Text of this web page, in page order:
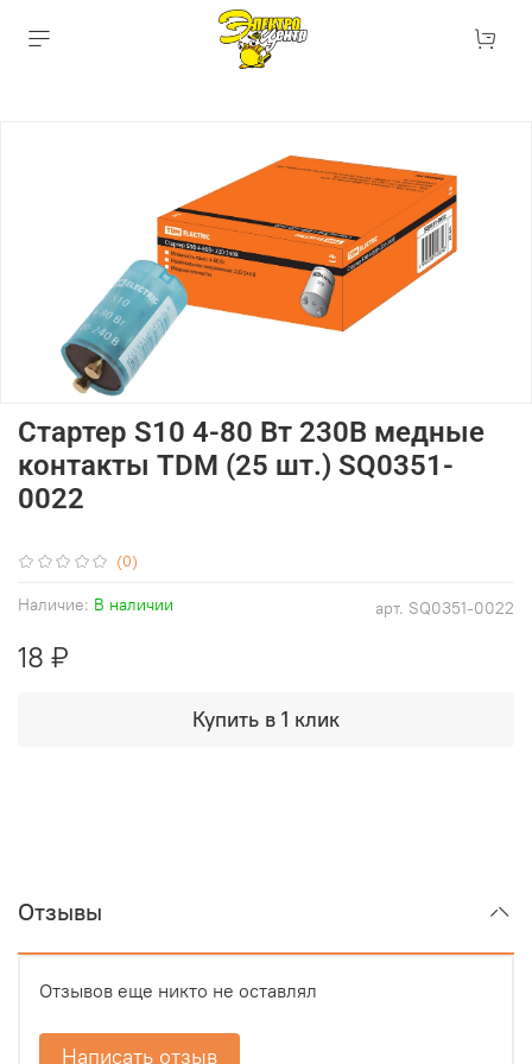
(0)
арт. SQ0351-0022
Наличие: В наличии
Стартер S10 4-80 Вт 230В медные
контакты TDM (25 шт.) SQ0351-
0022
18 ₽
Купить в 1 клик
Отзывы
Отзывов еще никто не оставлял
Написать отзыв